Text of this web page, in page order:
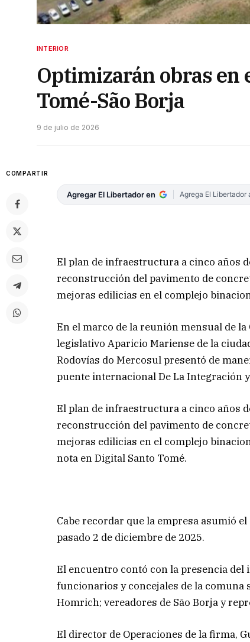
INTERIOR
Optimizarán obras en
Tomé-São Borja
9 de julio de 2026
COMPARTIR
Agregar El Libertador en Agrega El Libertador
El plan de infraestructura a cinco años
reconstrucción del pavimento de
mejoras edilicias en el complejo
En el marco de la reunión mensual de
legislativo Aparicio Mariense de la
Rodovías do Mercosul presentó de
puente internacional De La Integración
El plan de infraestructura a cinco años
reconstrucción del pavimento de
mejoras edilicias en el complejo
nota en Digital Santo Tomé.
Cabe recordar que la empresa asumió
pasado 2 de diciembre de 2025.
El encuentro contó con la presencia del
funcionarios y concejales de la comuna
Homrich; vereadores de São Borja y
El director de Operaciones de la firma,